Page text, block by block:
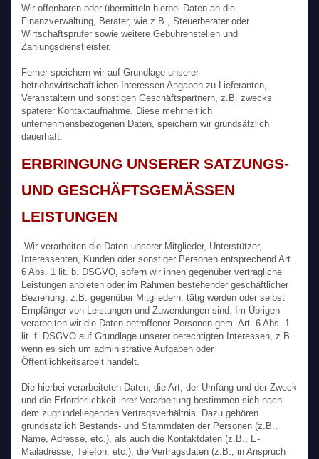
Wir offenbaren oder übermitteln hierbei Daten an die
Finanzverwaltung, Berater, wie z.B., Steuerberater oder
Wirtschaftsprüfer sowie weitere Gebührenstellen und
Zahlungsdienstleister.
Ferner speichern wir auf Grundlage unserer
betriebswirtschaftlichen Interessen Angaben zu Lieferanten,
Veranstaltern und sonstigen Geschäftspartnern, z.B. zwecks
späterer Kontaktaufnahme. Diese mehrheitlich
unternehmensbezogenen Daten, speichern wir grundsätzlich
dauerhaft.
ERBRINGUNG UNSERER SATZUNGS-
UND GESCHÄFTSGEMÄSSEN L
EISTUNGEN
Wir verarbeiten die Daten unserer Mitglieder, Unterstützer,
Interessenten, Kunden oder sonstiger Personen entsprechend Art.
6 Abs. 1 lit. b. DSGVO, sofern wir ihnen gegenüber vertragliche
Leistungen anbieten oder im Rahmen bestehender geschäftlicher
Beziehung, z.B. gegenüber Mitgliedern, tätig werden oder selbst
Empfänger von Leistungen und Zuwendungen sind. Im Übrigen
verarbeiten wir die Daten betroffener Personen gem. Art. 6 Abs. 1
lit. f. DSGVO auf Grundlage unserer berechtigten Interessen, z.B.
wenn es sich um administrative Aufgaben oder
Öffentlichkeitsarbeit handelt.
Die hierbei verarbeiteten Daten, die Art, der Umfang und der Zweck
und die Erforderlichkeit ihrer Verarbeitung bestimmen sich nach
dem zugrundeliegenden Vertragsverhältnis. Dazu gehören
grundsätzlich Bestands- und Stammdaten der Personen (z.B.,
Name, Adresse, etc.), als auch die Kontaktdaten (z.B., E-
Mailadresse, Telefon, etc.), die Vertragsdaten (z.B., in Anspruch